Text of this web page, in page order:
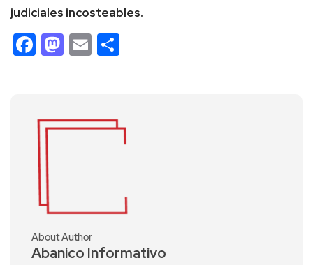
judiciales incosteables.
Facebook
Mastodon
Email
About Author
Abanico Informativo